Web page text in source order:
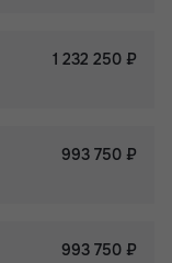
1 232 250 ₽
993 750 ₽
993 750 ₽